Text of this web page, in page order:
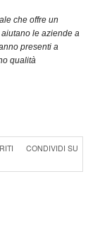
che offre un
le aziende a
presenti a
qualità
CONDIVIDI SU